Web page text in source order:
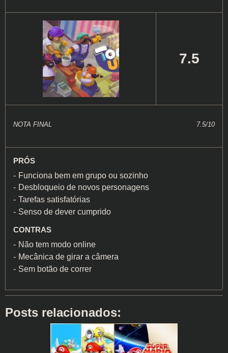
7.5
NOTA FINAL 7.5/10
PRÓS
Funciona bem em grupo ou sozinho
Desbloqueio de novos personagens
Tarefas satisfatórias
Senso de dever cumprido
CONTRAS
Não tem modo online
Mecânica de girar a câmera
Sem botão de correr
Posts relacionados: